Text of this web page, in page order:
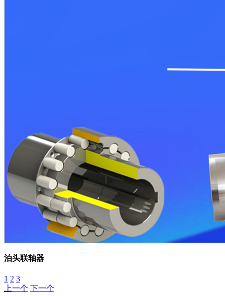
泊头联轴器
1 2 3
上一个 下一个